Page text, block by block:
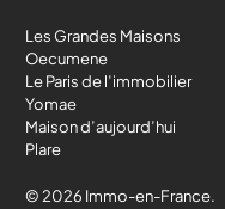
Les Grandes Maisons
Oecumene
Le Paris de l’immobilier
Yomae
Maison d’aujourd’hui
Plare
© 2026 Immo-en-France.